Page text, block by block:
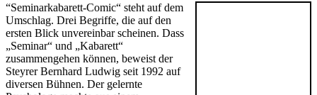
“Seminarkabarett-Comic“ steht auf dem
Umschlag. Drei Begriffe, die auf den
ersten Blick unvereinbar scheinen. Dass
„Seminar“ und „Kabarett“
zusammengehen können, beweist der
Steyrer Bernhard Ludwig seit 1992 auf
diversen Bühnen. Der gelernte